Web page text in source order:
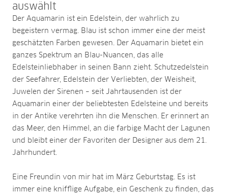
auswählt
Der Aquamarin ist ein Edelstein, der wahrlich zu
begeistern vermag. Blau ist schon immer eine der meist
geschätzten Farben gewesen. Der Aquamarin bietet ein
ganzes Spektrum an Blau-Nuancen, das alle
Edelsteinliebhaber in seinen Bann zieht. Schutzedelstein
der Seefahrer, Edelstein der Verliebten, der Weisheit,
Juwelen der Sirenen – seit Jahrtausenden ist der
Aquamarin einer der beliebtesten Edelsteine und bereits
in der Antike verehrten ihn die Menschen. Er erinnert an
das Meer, den Himmel, an die farbige Macht der Lagunen
und bleibt einer der Favoriten der Designer aus dem 21.
Jahrhundert.
Eine Freundin von mir hat im März Geburtstag. Es ist
immer eine knifflige Aufgabe, ein Geschenk zu finden, das